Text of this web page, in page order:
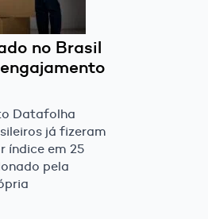
no Brasil
Datafolha
já fizeram
índice em 25
pela